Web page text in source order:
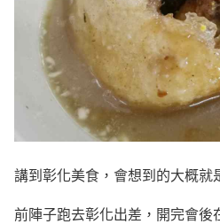
講到彰化美食，會想到的大概就
前陣子跑去彰化出差，開完會後